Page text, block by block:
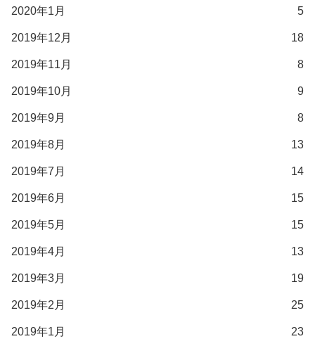
2020年1月 5
2019年12月 18
2019年11月 8
2019年10月 9
2019年9月 8
2019年8月 13
2019年7月 14
2019年6月 15
2019年5月 15
2019年4月 13
2019年3月 19
2019年2月 25
2019年1月 23